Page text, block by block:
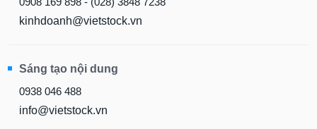
kinhdoanh@vietstock.vn
Sáng tạo nội dung
0938 046 488
info@vietstock.vn